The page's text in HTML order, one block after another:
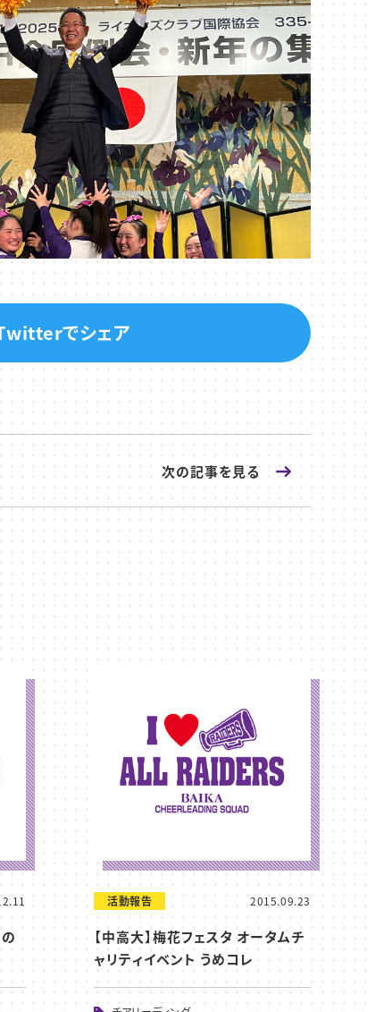
でシェア
次の記事を見る
活動報告 2015.09.23
【中高大】梅花フェスタ オータムチ
ャリティイベント うめコレ